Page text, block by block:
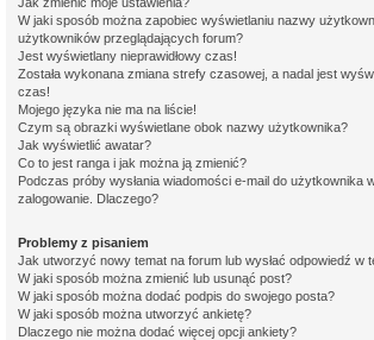
W jaki sposób można zapobiec wyświetlaniu nazwy
użytkowników przeglądających forum?
Jest wyświetlany nieprawidłowy czas!
Została wykonana zmiana strefy czasowej, a nadal jest
czas!
Mojego języka nie ma na liście!
Czym są obrazki wyświetlane obok nazwy użytkownika?
Jak wyświetlić awatar?
Co to jest ranga i jak można ją zmienić?
Podczas próby wysłania wiadomości e-mail do użytkownika
zalogowanie. Dlaczego?
Problemy z pisaniem
Jak utworzyć nowy temat na forum lub wysłać odpowiedź w
W jaki sposób można zmienić lub usunąć post?
W jaki sposób można dodać podpis do swojego posta?
W jaki sposób można utworzyć ankietę?
Dlaczego nie można dodać więcej opcji ankiety?